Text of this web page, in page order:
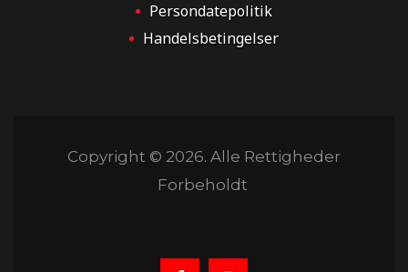
Persondatepolitik
Handelsbetingelser
Copyright © 2026. Alle Rettigheder
Forbeholdt